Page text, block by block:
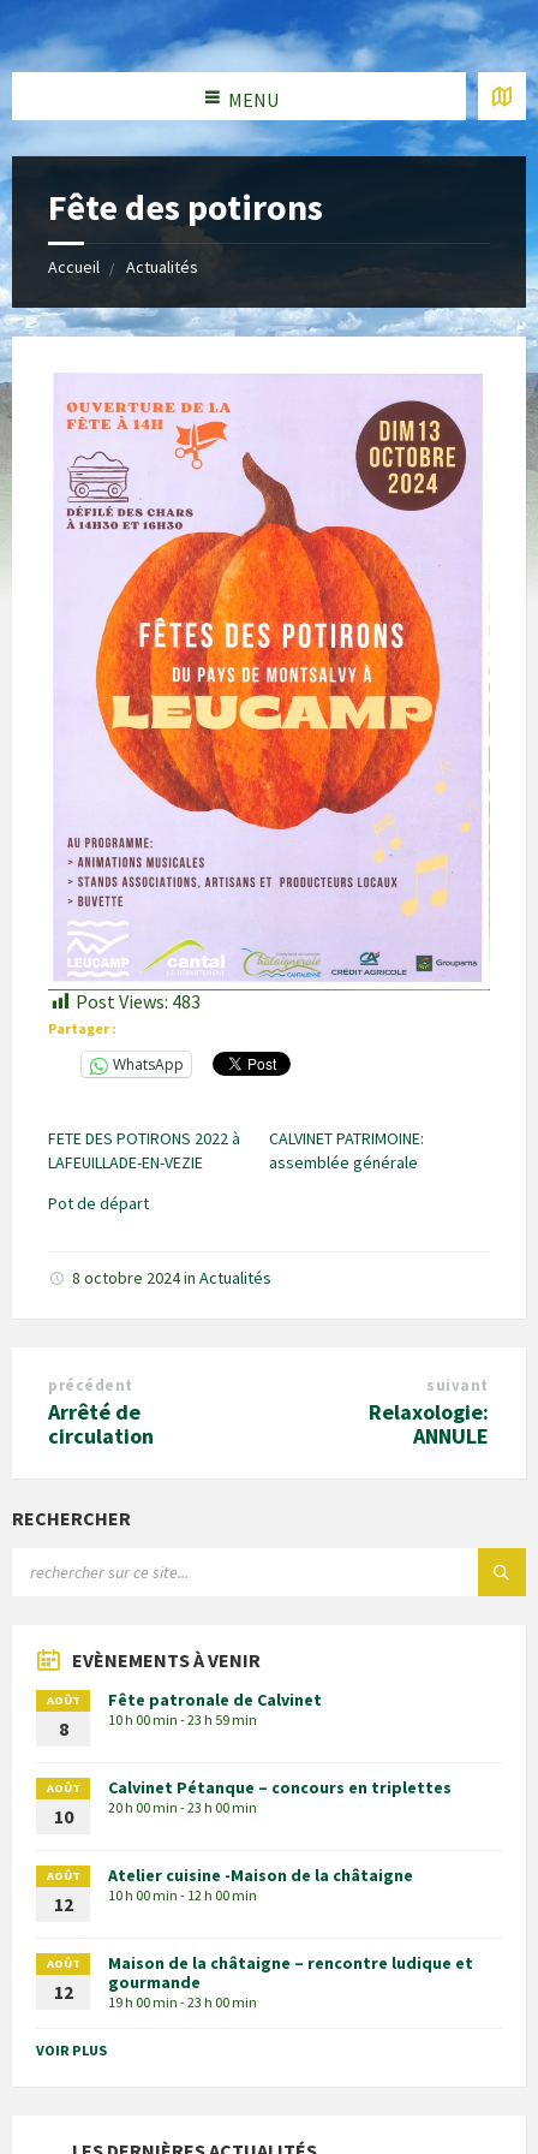
MENU
Fête des potirons
Accueil Actualités
Post Views: 483
Partager :
WhatsApp
FETE DES POTIRONS 2022 à
LAFEUILLADE-EN-VEZIE
CALVINET PATRIMOINE:
assemblée générale
Pot de départ
8 octobre 2024in Actualités
précédent
Arrêté de
circulation
suivant
Relaxologie:
ANNULE
RECHERCHER
EVÈNEMENTS À VENIR
AOÛT
8
Fête patronale de Calvinet
10 h 00 min - 23 h 59 min
AOÛT
10
Calvinet Pétanque – concours en triplettes
20 h 00 min - 23 h 00 min
AOÛT
12
Atelier cuisine -Maison de la châtaigne
10 h 00 min - 12 h 00 min
AOÛT
12
Maison de la châtaigne – rencontre ludique et
gourmande
19 h 00 min - 23 h 00 min
VOIR PLUS